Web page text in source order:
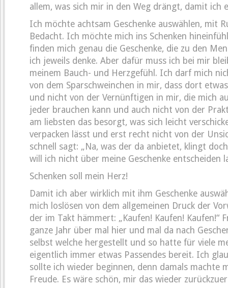
allem, was sich mir in den Weg drängt, damit ich
Ich möchte achtsam Geschenke auswählen, mit
Bedacht. Ich möchte mich ins Schenken
finden mich genau die Geschenke, die zu den
ich jeweils denke. Aber dafür muss ich bei mir
meinem Bauch- und Herzgefühl. Ich darf mich
von dem Sparschweinchen in mir, dass dort
und nicht von der Vernünftigen in mir, die mich
jeder brauchen kann und auch nicht von der
am liebsten das besorgt, was sich leicht
verpacken lässt und erst recht nicht von der
schnell sagt: „Na, was der da anbietet, klingt
will ich nicht über meine Geschenke entscheiden
Schenken soll mein Herz!
Damit ich aber wirklich mit ihm Geschenke
mich loslösen von dem allgemeinen Druck der
der im Takt hämmert: „Kaufen! Kaufen! Kaufen!“
ganze Jahr über mal hier und mal da nach
selbst welche hergestellt und so hatte für viele
eigentlich immer etwas Passendes bereit. Ich
sollte ich wieder beginnen, denn damals machte
Freude. Es wäre schön, mir das wieder